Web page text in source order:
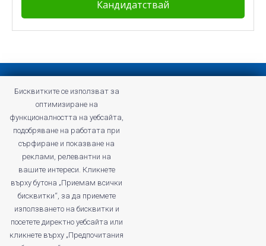
Общи условия на Profitshare
Често задавани въпроси
Конфиденциална политика
profitshare.ro
profitshare.bg
Бисквитките се използват за
оптимизиране на
функционалността на уебсайта,
подобряване на работата при
сърфиране и показване на
реклами, релевантни на
вашите интереси. Кликнете
върху бутона „Приемам всички
бисквитки“, за да приемете
използването на бисквитки и
посетете директно уебсайта или
кликнете върху „Предпочитания